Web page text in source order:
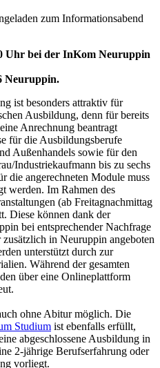
zum Informationsabend
Uhr bei der InKom Neuruppin
Neuruppin.
ist besonders attraktiv für
Ausbildung, denn für bereits
Anrechnung beantragt
für die Ausbildungsberufe
Außenhandels sowie für den
Industriekaufmann bis zu sechs
die angerechneten Module muss
werden. Im Rahmen des
(ab Freitagnachmittag
Diese können dank der
bei entsprechender Nachfrage
zusätzlich in Neuruppin angeboten
unterstützt durch zur
Während der gesamten
über eine Onlineplattform
ohne Abitur möglich. Die
Studium ist ebenfalls erfüllt,
abgeschlossene Ausbildung in
2-jährige Berufserfahrung oder
vorliegt.